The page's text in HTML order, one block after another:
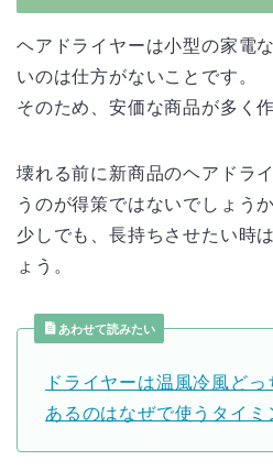
ヘアドライヤーは小型の家電
いのは仕方がないことです。
そのため、安価な商品が多く
壊れる前に新商品のヘアドラ
うのが得策ではないでしょうか
少しでも、長持ちさせたい時
ょう。
あわせて読みたい
ドライヤーは温風冷風ど
あるのはなぜで使うタイミ